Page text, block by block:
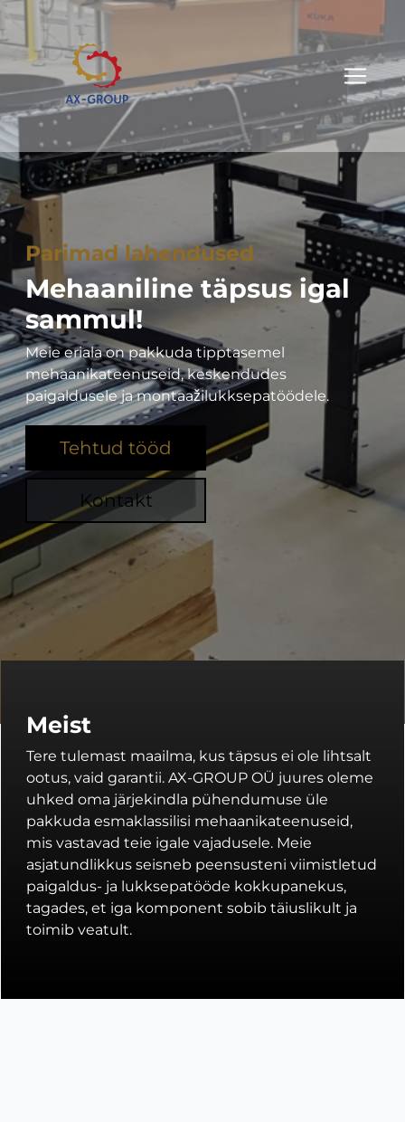
Parimad lahendused
Mehaaniline täpsus igal
sammul!
Meie eriala on pakkuda tipptasemel
mehaanikateenuseid, keskendudes
paigaldusele ja montaažilukksepatöödele.
Tehtud tööd
Kontakt
Meist
Tere tulemast maailma, kus täpsus ei ole lihtsalt
ootus, vaid garantii. AX-GROUP OÜ juures oleme
uhked oma järjekindla pühendumuse üle
pakkuda esmaklassilisi mehaanikateenuseid,
mis vastavad teie igale vajadusele. Meie
asjatundlikkus seisneb peensusteni viimistletud
paigaldus- ja lukksepatööde kokkupanekus,
tagades, et iga komponent sobib täiuslikult ja
toimib veatult.